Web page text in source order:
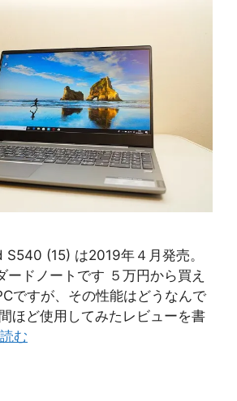
(15) は2019年４月発売。
ードノートです ５万円から買え
ですが、その性能はどうなんで
ほど使用してみたレビューを書
む